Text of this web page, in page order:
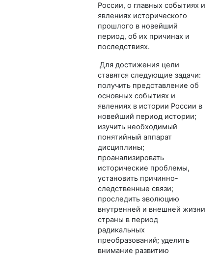
России, о главных событиях и
явлениях исторического
прошлого в новейший
период, об их причинах и
последствиях.
Для достижения цели
ставятся следующие задачи:
получить представление об
основных событиях и
явлениях в истории России в
новейший период истории;
изучить необходимый
понятийный аппарат
дисциплины;
проанализировать
исторические проблемы,
установить причинно-
следственные связи;
проследить эволюцию
внутренней и внешней жизни
страны в период
радикальных
преобразований; уделить
внимание развитию